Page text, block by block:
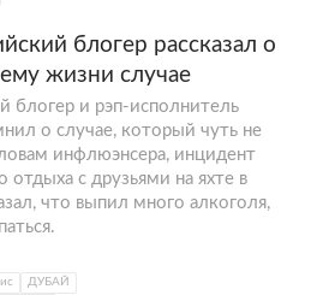
блогер рассказал о
жизни случае
блогер и рэп-исполнитель
о случае, который чуть не
инфлюэнсера, инцидент
отдыха с друзьями на яхте в
что выпил много алкоголя,
ДУБАЙ